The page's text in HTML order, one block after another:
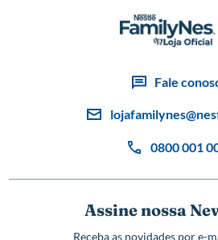
Fale
0800 001
Assine nossa
Receba as novidades por e-